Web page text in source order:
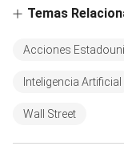
Temas
Acciones
Inteligencia Artificial
Wall Street